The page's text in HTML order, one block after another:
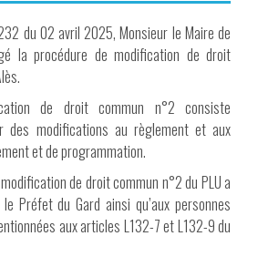
du 02 avril 2025, Monsieur le Maire de
la procédure de modification de droit
de droit commun n°2 consiste
des modifications au règlement et aux
et de programmation.
de droit commun n°2 du PLU a
Préfet du Gard ainsi qu’aux personnes
aux articles L132-7 et L132-9 du